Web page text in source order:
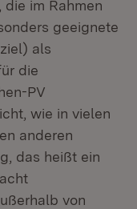
im Rahmen
geeignete
als
die
PV
wie in vielen
anderen
das heißt ein
von